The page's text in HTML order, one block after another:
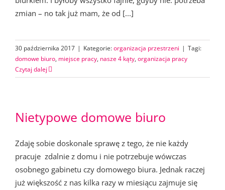
zmian – no tak już mam, że od [...]
30 października 2017 | Kategorie:organizacja przestrzeni | Tagi:
domowe biuro, miejsce pracy, nasze 4 kąty, organizacja pracy
Czytaj dalej
Nietypowe domowe biuro
Zdaję sobie doskonale sprawę z tego, że nie każdy
pracuje zdalnie z domu i nie potrzebuje wówczas
osobnego gabinetu czy domowego biura. Jednak raczej
już większość z nas kilka razy w miesiącu zajmuje się